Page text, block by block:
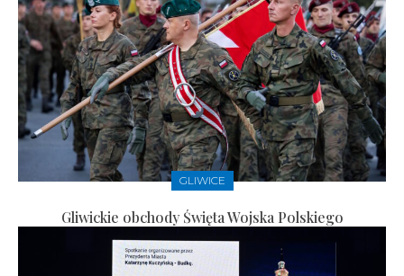
GLIWICE
Gliwickie obchody Święta Wojska Polskiego